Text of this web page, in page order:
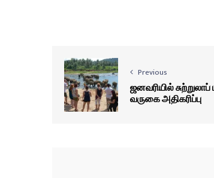
Previous
ஜனவரியில்
வருகை அதிகரிப்பு